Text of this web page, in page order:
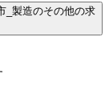
_製造のその他の求